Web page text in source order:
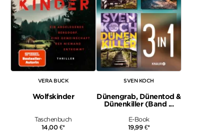
VERA BUCK
Wolfskinder
Taschenbuch
14,00 €*
SVEN KOCH
Dünengrab, Dünentod &
Dünenkiller (Band ...
E-Book
19,99 €*